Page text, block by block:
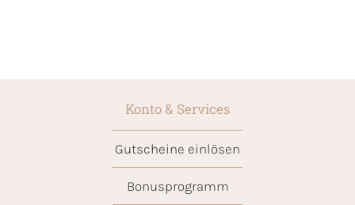
Konto & Services
Gutscheine einlösen
Bonusprogramm